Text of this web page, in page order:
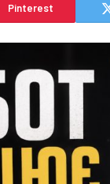
Pinterest